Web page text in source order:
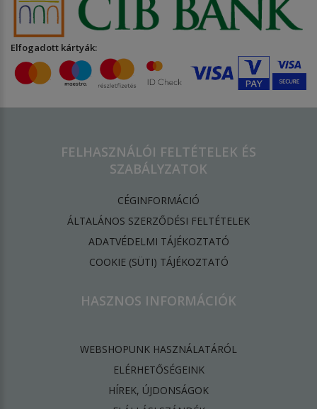
Elfogadott kártyák:
FELHASZNÁLÓI FELTÉTELEK ÉS
SZABÁLYZATOK
CÉGINFORMÁCIÓ
ÁLTALÁNOS SZERZŐDÉSI FELTÉTELEK
ADATVÉDELMI TÁJÉKOZTATÓ
​COOKIE (SÜTI) TÁJÉKOZTATÓ
HASZNOS INFORMÁCIÓK
WEBSHOPUNK HASZNÁLATÁRÓL
ELÉRHETŐSÉGEINK
HÍREK, ÚJDONSÁGOK